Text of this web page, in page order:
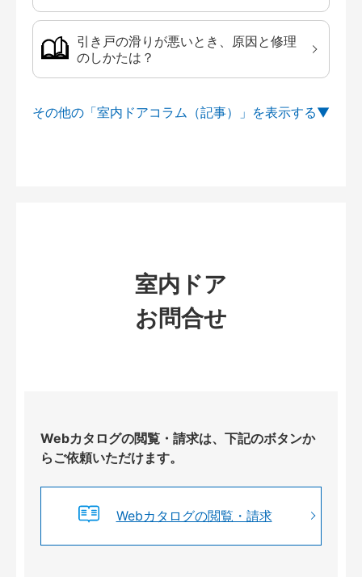
引き戸の滑りが悪いとき、原因と修理
のしかたは？
その他の「室内ドアコラム（記事）」を
室内ドア
お問合せ
Webカタログの閲覧・請求は、下記のボタンか
らご依頼いただけます。
Webカタログの閲覧・請求